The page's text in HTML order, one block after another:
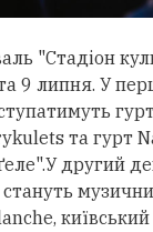
"Стадіон
9 липня. У
та гурт
другий